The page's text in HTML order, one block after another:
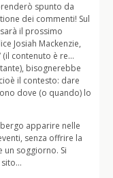
spunto da
dei commenti! Sul
il prossimo
Josiah Mackenzie,
(il contenuto è re…
bisognerebbe
il contesto: dare
dove (o quando) lo
apparire nelle
senza offrire la
soggiorno. Si
sito…